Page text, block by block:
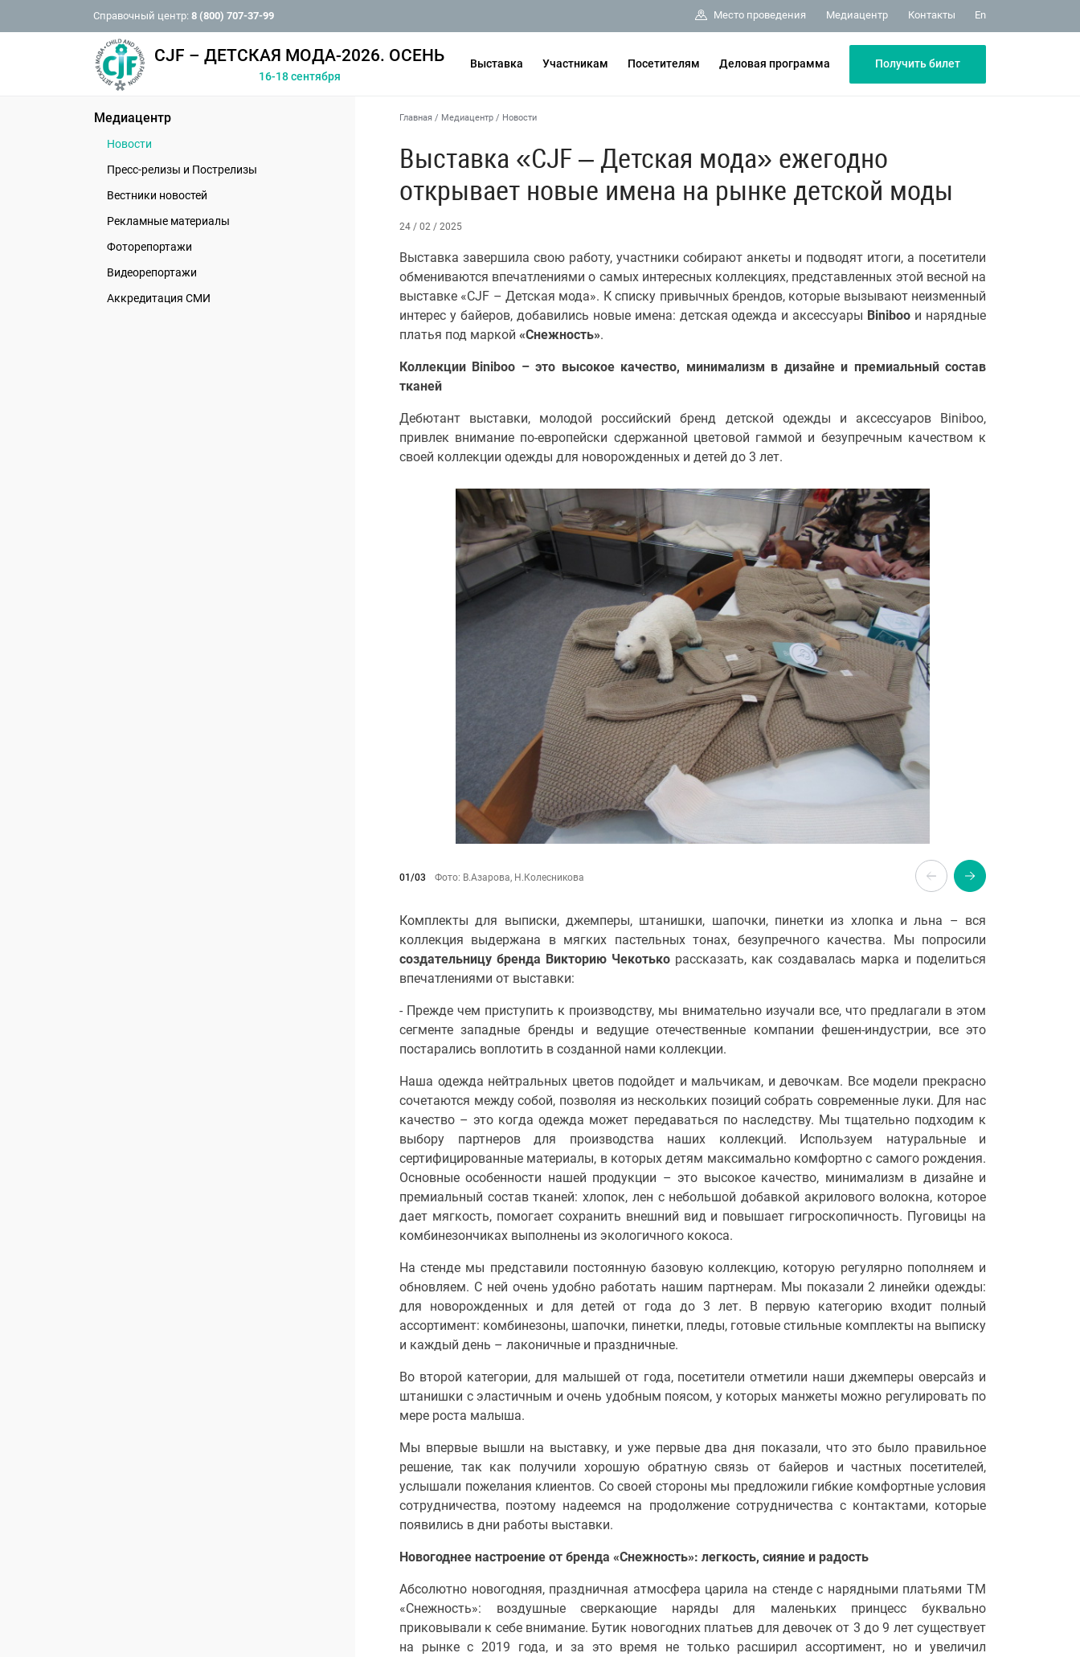
Справочный центр: 8 (800) 707-37-99 Место проведения Медиацентр Контакты En
CJF – ДЕТСКАЯ МОДА-2026. ОСЕНЬ
16-18 сентября
Выставка Участникам Посетителям Деловая программа Получить билет
Медиацентр
Новости
Пресс-релизы и Пострелизы
Вестники новостей
Рекламные материалы
Фоторепортажи
Видеорепортажи
Аккредитация СМИ
Главная / Медиацентр / Новости
Выставка «СJF – Детская мода» ежегодно
открывает новые имена на рынке детской моды
24 / 02 / 2025
Выставка завершила свою работу, участники собирают анкеты и подводят итоги, а посетители
обмениваются впечатлениями о самых интересных коллекциях, представленных этой весной на
выставке «CJF – Детская мода». К списку привычных брендов, которые вызывают неизменный
интерес у байеров, добавились новые имена: детская одежда и аксессуары Biniboo и нарядные
платья под маркой «Снежность».
Коллекции Biniboo – это высокое качество, минимализм в дизайне и премиальный состав
тканей
Дебютант выставки, молодой российский бренд детской одежды и аксессуаров Biniboo,
привлек внимание по-европейски сдержанной цветовой гаммой и безупречным качеством к
своей коллекции одежды для новорожденных и детей до 3 лет.
01/03 Фото: В.Азарова, Н.Колесникова
Комплекты для выписки, джемперы, штанишки, шапочки, пинетки из хлопка и льна – вся
коллекция выдержана в мягких пастельных тонах, безупречного качества. Мы попросили
создательницу бренда Викторию Чекотько рассказать, как создавалась марка и поделиться
впечатлениями от выставки:
- Прежде чем приступить к производству, мы внимательно изучали все, что предлагали в этом
сегменте западные бренды и ведущие отечественные компании фешен-индустрии, все это
постарались воплотить в созданной нами коллекции.
Наша одежда нейтральных цветов подойдет и мальчикам, и девочкам. Все модели прекрасно
сочетаются между собой, позволяя из нескольких позиций собрать современные луки. Для нас
качество – это когда одежда может передаваться по наследству. Мы тщательно подходим к
выбору партнеров для производства наших коллекций. Используем натуральные и
сертифицированные материалы, в которых детям максимально комфортно с самого рождения.
Основные особенности нашей продукции – это высокое качество, минимализм в дизайне и
премиальный состав тканей: хлопок, лен с небольшой добавкой акрилового волокна, которое
дает мягкость, помогает сохранить внешний вид и повышает гигроскопичность. Пуговицы на
комбинезончиках выполнены из экологичного кокоса.
На стенде мы представили постоянную базовую коллекцию, которую регулярно пополняем и
обновляем. С ней очень удобно работать нашим партнерам. Мы показали 2 линейки одежды:
для новорожденных и для детей от года до 3 лет. В первую категорию входит полный
ассортимент: комбинезоны, шапочки, пинетки, пледы, готовые стильные комплекты на выписку
и каждый день – лаконичные и праздничные.
Во второй категории, для малышей от года, посетители отметили наши джемперы оверсайз и
штанишки с эластичным и очень удобным поясом, у которых манжеты можно регулировать по
мере роста малыша.
Мы впервые вышли на выставку, и уже первые два дня показали, что это было правильное
решение, так как получили хорошую обратную связь от байеров и частных посетителей,
услышали пожелания клиентов. Со своей стороны мы предложили гибкие комфортные условия
сотрудничества, поэтому надеемся на продолжение сотрудничества с контактами, которые
появились в дни работы выставки.
Новогоднее настроение от бренда «Снежность»: легкость, сияние и радость
Абсолютно новогодняя, праздничная атмосфера царила на стенде с нарядными платьями ТМ
«Снежность»: воздушные сверкающие наряды для маленьких принцесс буквально
приковывали к себе внимание. Бутик новогодних платьев для девочек от 3 до 9 лет существует
на рынке с 2019 года, и за это время не только расширил ассортимент, но и увеличил